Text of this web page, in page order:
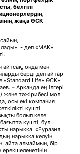
белгілі
жаңа ӨСК
сайын,
- деп «МАК»
айтсақ, онда мен
берді деп айтар
«Standard Life» ӨСК»
– Арқаңда ең ілгері
тәжірибесі мол
осы екі компания
күшті
болып келе
күшті, бұл
нарыққа «Еуразия
нарыққа келуін
айта алмаймын, бір
ерекшеленетінін